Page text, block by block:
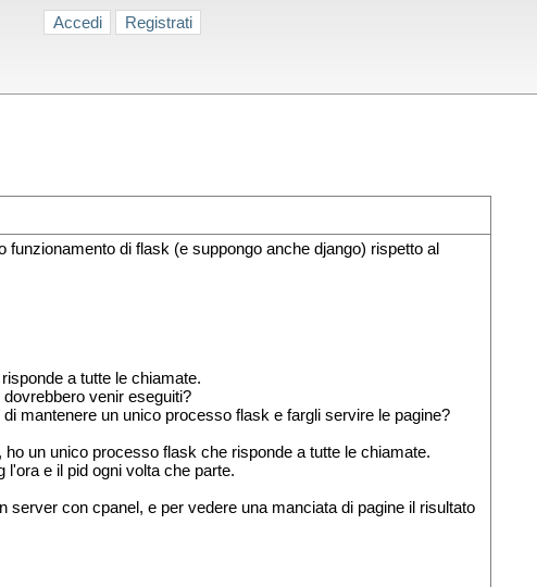
Accedi Registrati
di flask (e suppongo anche django) rispetto al
a tutte le chiamate.
venir eseguiti?
mantenere un unico processo flask e fargli servire le pagine?
un unico processo flask che risponde a tutte le chiamate.
e il pid ogni volta che parte.
con cpanel, e per vedere una manciata di pagine il risultato